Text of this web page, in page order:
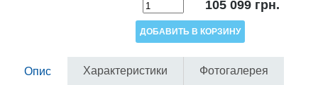
105 099 грн.
Опис Характеристики Фотогалерея